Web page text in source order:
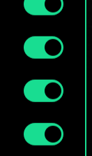
uso
de